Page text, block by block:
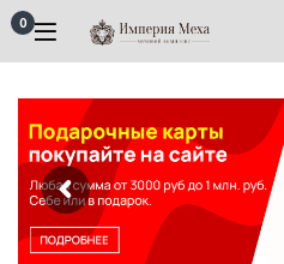
Skip to navigation
Skip to content
0